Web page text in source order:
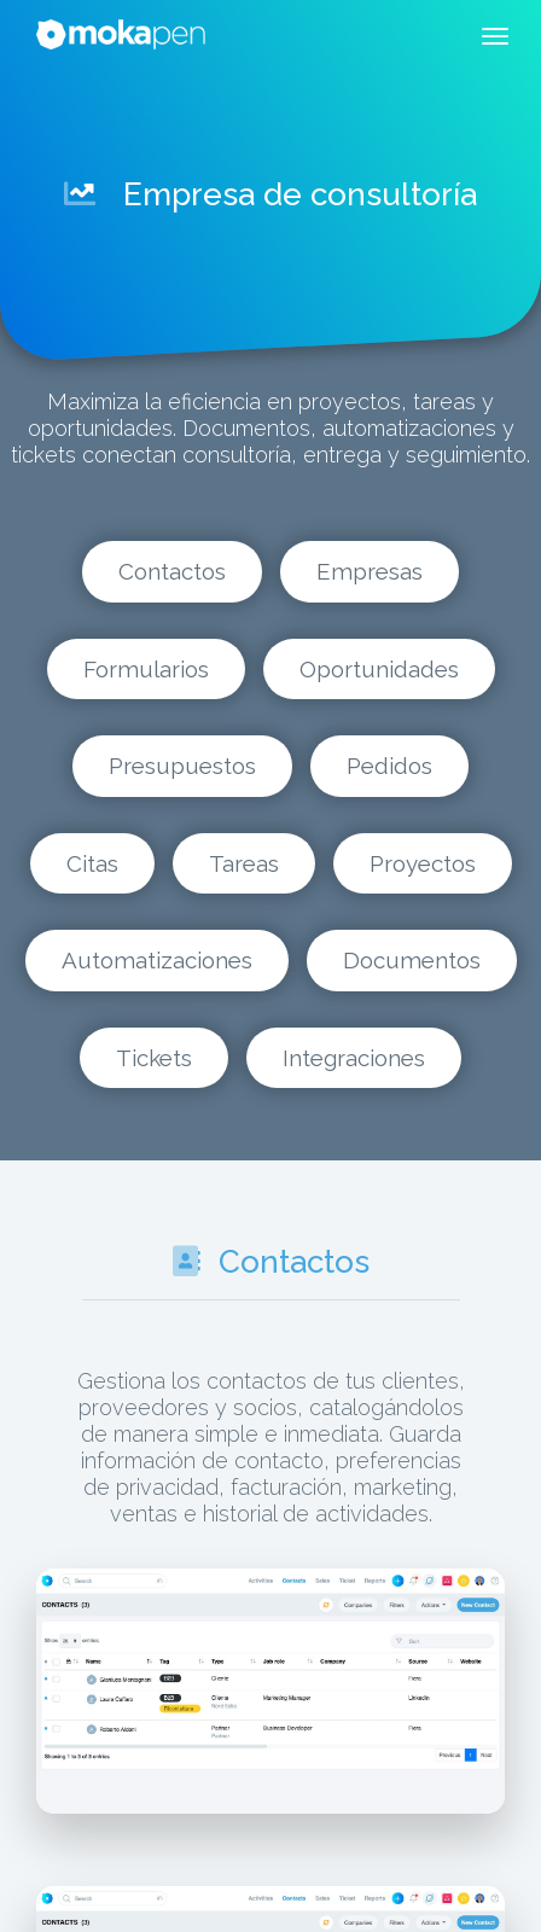
Empresa de consultoría
Maximiza la eficiencia en proyectos, tareas y
oportunidades. Documentos, automatizaciones y
tickets conectan consultoría, entrega y seguimiento.
Contactos Empresas
Formularios Oportunidades
Presupuestos Pedidos
Citas Tareas Proyectos
Automatizaciones Documentos
Tickets Integraciones
Contactos
Gestiona los contactos de tus clientes,
proveedores y socios, catalogándolos
de manera simple e inmediata. Guarda
información de contacto, preferencias
de privacidad, facturación, marketing,
ventas e historial de actividades.